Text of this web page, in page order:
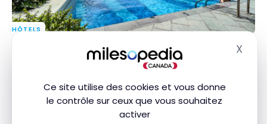
Ce site utilise des cookies et vous donne
le contrôle sur ceux que vous souhaitez
activer
X
HÔTELS
Avis : The St. Regis Dubai, The Palm | Marriott